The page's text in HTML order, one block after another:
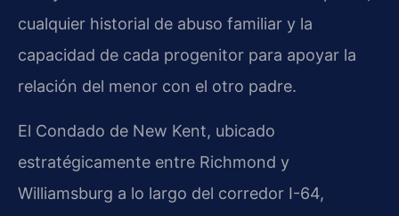
cualquier historial de abuso familiar y la
capacidad de cada progenitor para apoyar la
relación del menor con el otro padre.
El Condado de New Kent, ubicado
estratégicamente entre Richmond y
Williamsburg a lo largo del corredor I-64,